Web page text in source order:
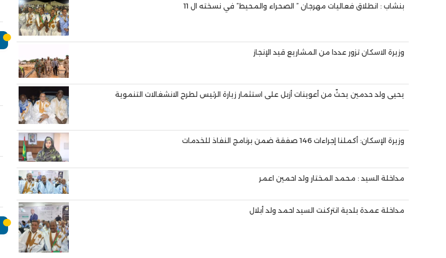
بنشاب : انطلاق فعاليات مهرجان ” الصحراء والمحيط” في نسخته ال 11
وزيرة الاسكان تزور عددا من المشاريع قيد الإنجاز
يحيى ولد حدمين يحثّ من أعوينات أزبل على استثمار زيارة الرئيس لطرح الانشغالات التنموية
وزيرة الإسكان: أكملنا إجراءات 146 صفقة ضمن برنامج النفاذ للخدمات
مداخلة السيد : محمد المختار ولد احمين اعمر
مداخلة عمدة بلدية انتركنت السيد احمد ولد أبلال